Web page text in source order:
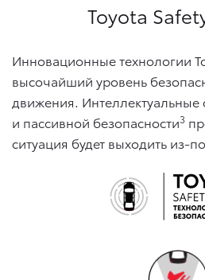
Toyota
Инновационные технологии
высочайший уровень
движения. Интеллектуальные
и пассивной безопасности3
ситуация будет выходить из-